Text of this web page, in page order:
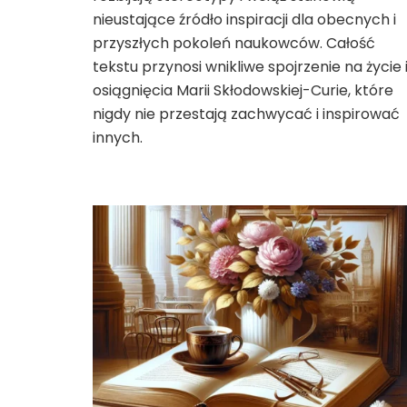
nieustające źródło inspiracji dla obecnych i
przyszłych pokoleń naukowców. Całość
tekstu przynosi wnikliwe spojrzenie na życie i
osiągnięcia Marii Skłodowskiej-Curie, które
nigdy nie przestają zachwycać i inspirować
innych.